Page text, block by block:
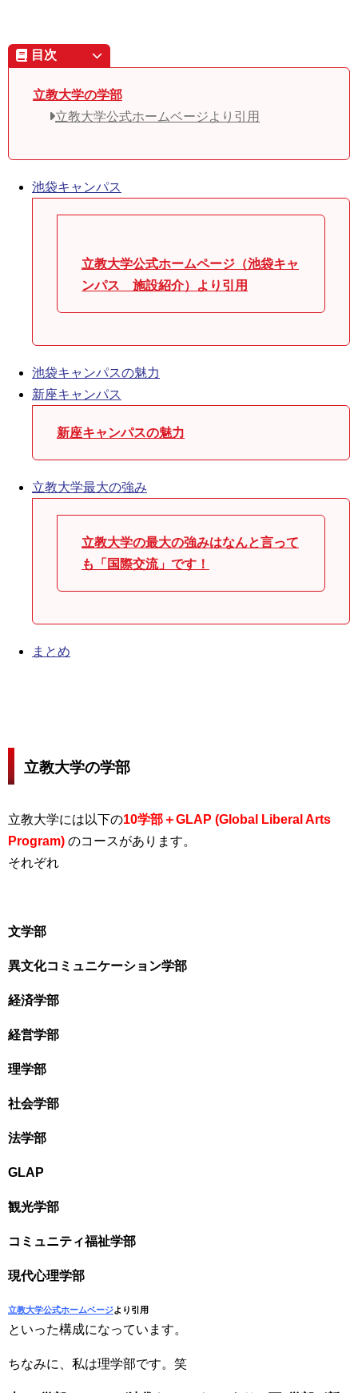
目次
立教大学の学部
立教大学公式ホームベージより引用
池袋キャンパス
立教大学公式ホームページ（池袋キャ
ンパス 施設紹介）より引用
池袋キャンパスの魅力
新座キャンパス
新座キャンパスの魅力
立教大学最大の強み
立教大学の最大の強みはなんと言って
も「国際交流」です！
まとめ
立教大学の学部
立教大学には以下の10学部＋GLAP (Global Liberal Arts
Program) のコースがあります。
それぞれ
文学部
異文化コミュニケーション学部
経済学部
経営学部
理学部
社会学部
法学部
GLAP
観光学部
コミュニティ福祉学部
現代心理学部
立教大学公式ホームベージより引用
といった構成になっています。
ちなみに、私は理学部です。笑